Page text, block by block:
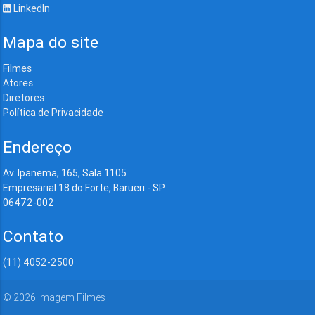
LinkedIn
Mapa do site
Filmes
Atores
Diretores
Política de Privacidade
Endereço
Av. Ipanema, 165, Sala 1105
Empresarial 18 do Forte, Barueri - SP
06472-002
Contato
(11) 4052-2500
© 2026 Imagem Filmes